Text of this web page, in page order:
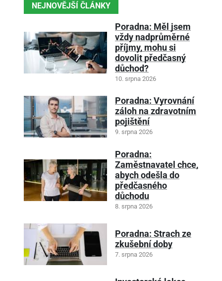
NEJNOVĚJŠÍ ČLÁNKY
Poradna: Měl jsem
vždy nadprůměrné
příjmy, mohu si
dovolit předčasný
důchod?
10. srpna 2026
Poradna: Vyrovnání
záloh na zdravotním
pojištění
9. srpna 2026
Poradna:
Zaměstnavatel chce,
abych odešla do
předčasného
důchodu
8. srpna 2026
Poradna: Strach ze
zkušební doby
7. srpna 2026